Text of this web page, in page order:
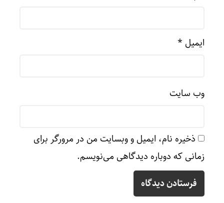
ایمیل *
وب‌ سایت
ذخیره نام، ایمیل و وبسایت من در مرورگر برای
زمانی که دوباره دیدگاهی می‌نویسم.